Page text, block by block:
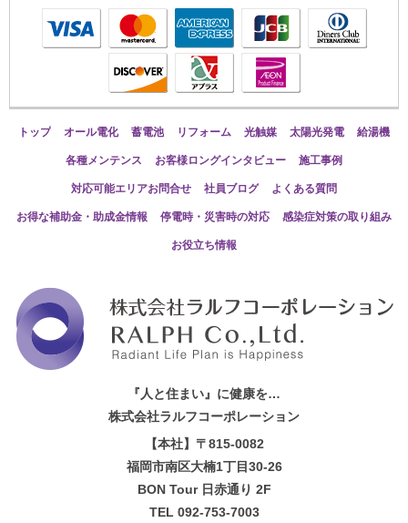
トップ オール電化 蓄電池 リフォーム 光触媒 太陽光発電 給湯機
各種メンテンス お客様ロングインタビュー 施工事例
対応可能エリアお問合せ 社員ブログ よくある質問
お得な補助金・助成金情報 停電時・災害時の対応 感染症対策の取り組み
お役立ち情報
『人と住まい』に健康を…
株式会社ラルフコーポレーション
【本社】〒815-0082
福岡市南区大楠1丁目30-26
BON Tour 日赤通り 2F
TEL 092-753-7003